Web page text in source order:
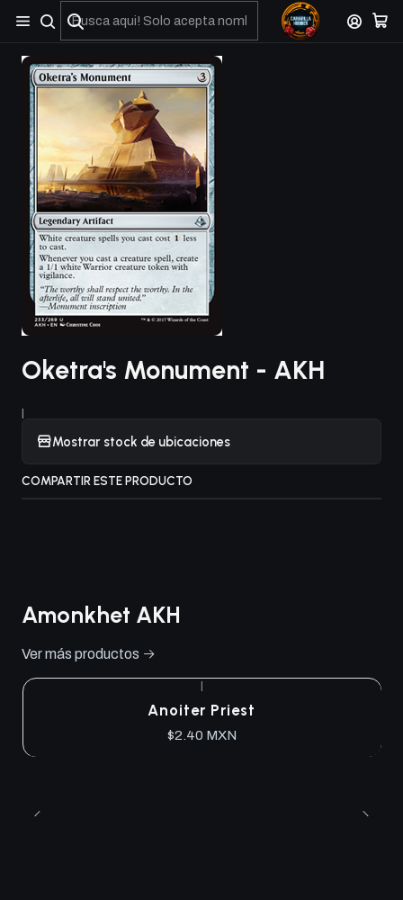
No olviden reportar sus depositos y transferencias por Whatsapp
Oketra's Monument - AKH
|
Mostrar stock de ubicaciones
COMPARTIR ESTE PRODUCTO
Amonkhet AKH
Ver más productos
Anoiter Priest
$2.40 MXN